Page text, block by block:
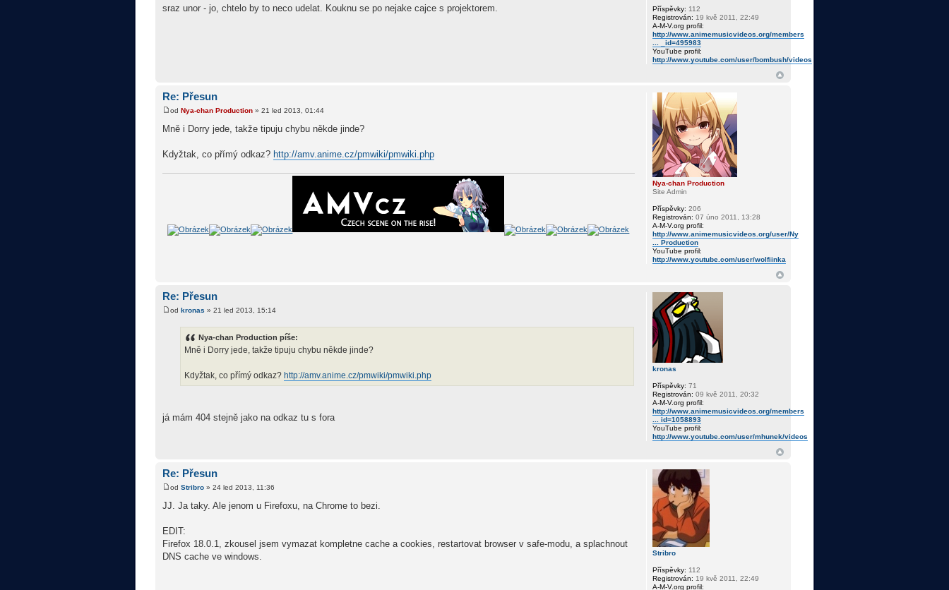
sraz unor - jo, chtelo by to neco udelat. Kouknu se po nejake cajce s projektorem. Příspěvky: 112
Registrován: 19 kvě 2011, 22:49
A-M-V.org profil:
http://www.animemusicvideos.org/members
... _id=495983
YouTube profil:
http://www.youtube.com/user/bombush/videos
Re: Přesun
od Nya-chan Production » 21 led 2013, 01:44
Mně i Dorry jede, takže tipuju chybu někde jinde?
Kdyžtak, co přímý odkaz? http://amv.anime.cz/pmwiki/pmwiki.php
Nya-chan Production
Site Admin
Příspěvky: 206
Registrován: 07 úno 2011, 13:28
A-M-V.org profil:
http://www.animemusicvideos.org/user/Ny
... Production
YouTube profil:
http://www.youtube.com/user/wolfiinka
Re: Přesun
od kronas » 21 led 2013, 15:14
Nya-chan Production píše:
Mně i Dorry jede, takže tipuju chybu někde jinde?
Kdyžtak, co přímý odkaz? http://amv.anime.cz/pmwiki/pmwiki.php
já mám 404 stejně jako na odkaz tu s fora
kronas
Příspěvky: 71
Registrován: 09 kvě 2011, 20:32
A-M-V.org profil:
http://www.animemusicvideos.org/members
... id=1058893
YouTube profil:
http://www.youtube.com/user/mhunek/videos
Re: Přesun
od Stribro » 24 led 2013, 11:36
JJ. Ja taky. Ale jenom u Firefoxu, na Chrome to bezi.
EDIT:
Firefox 18.0.1, zkousel jsem vymazat kompletne cache a cookies, restartovat browser v safe-modu, a splachnout
DNS cache ve windows.
Stribro
Příspěvky: 112
Registrován: 19 kvě 2011, 22:49
A-M-V.org profil: